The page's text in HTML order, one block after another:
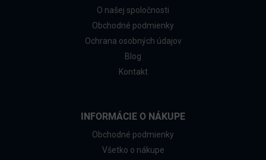
O našej spoločnosti
Obchodné podmienky
Ochrana osobných údajov
Blog
Kontakt
INFORMÁCIE O NÁKUPE
Obchodné podmienky
Všetko o nákupe